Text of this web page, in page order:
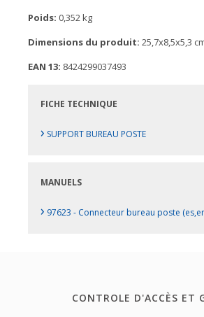
Poids: 0,352 kg
Dimensions du produit: 25,7x8,5x5,3
EAN 13: 8424299037493
FICHE TECHNIQUE
› SUPPORT BUREAU POSTE
MANUELS
› 97623 - Connecteur bureau poste
CONTROLE D'ACCÈS ET